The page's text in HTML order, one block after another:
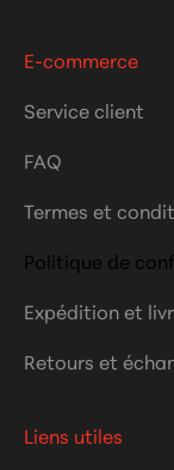
E-commerce
Service client
FAQ
Termes et
Politique de
Expédition et
Retours et
Liens utiles